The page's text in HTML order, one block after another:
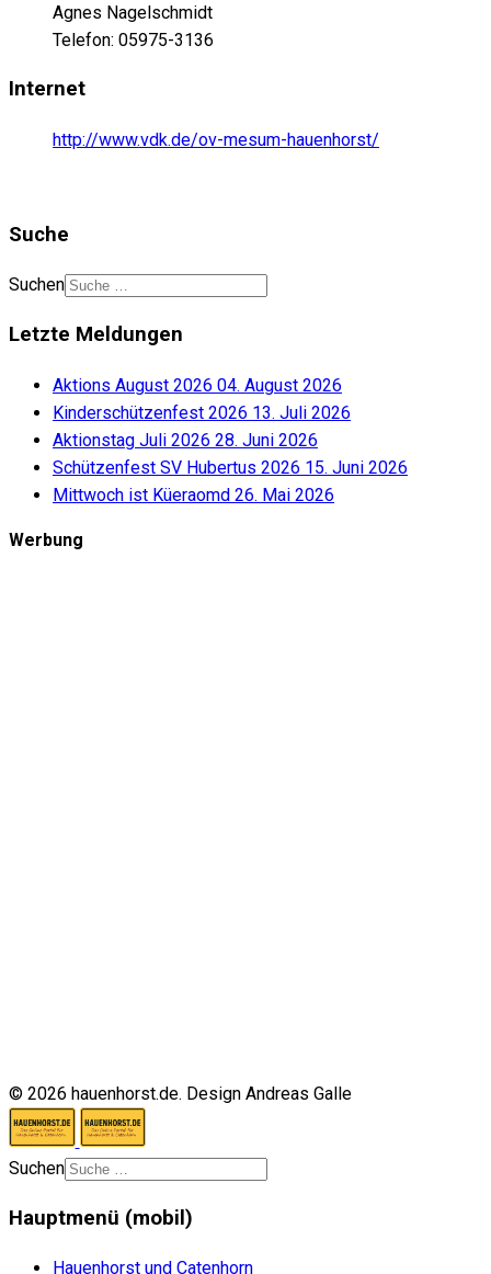
Agnes Nagelschmidt
Telefon: 05975-3136
Internet
http://www.vdk.de/ov-mesum-hauenhorst/
Suche
Suchen
Letzte Meldungen
Aktions August 2026 04. August 2026
Kinderschützenfest 2026 13. Juli 2026
Aktionstag Juli 2026 28. Juni 2026
Schützenfest SV Hubertus 2026 15. Juni 2026
Mittwoch ist Küeraomd 26. Mai 2026
Werbung
© 2026 hauenhorst.de. Design Andreas Galle
Suchen
Hauptmenü (mobil)
Hauenhorst und Catenhorn